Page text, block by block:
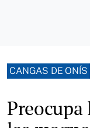
CANGAS DE ONÍS
Preocupa